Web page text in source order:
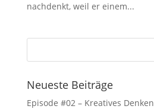
nachdenkt, weil er einem...
Neueste Beiträge
Episode #02 – Kreatives Denken